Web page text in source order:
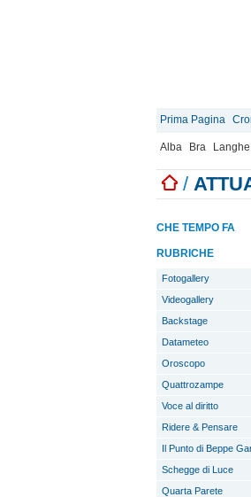
Prima Pagina
Alba Bra Langhe
/
CHE TEMPO FA
RUBRICHE
Fotogallery
Videogallery
Backstage
Datameteo
Oroscopo
Quattrozampe
Voce al diritto
Ridere & Pensare
Il Punto di Beppe
Schegge di Luce
Quarta Parete